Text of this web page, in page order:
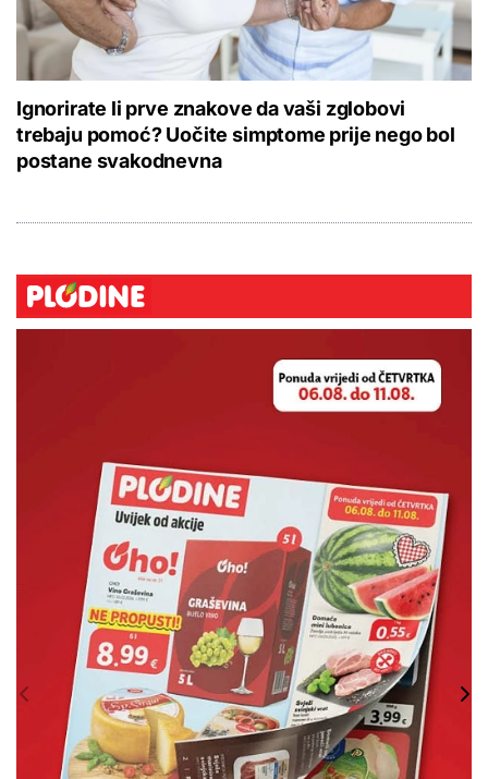
Ignorirate li prve znakove da vaši zglobovi
trebaju pomoć? Uočite simptome prije nego bol
postane svakodnevna